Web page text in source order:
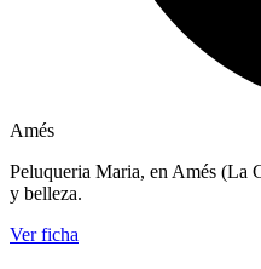
Amés
Peluqueria Maria, en Amés (La
y belleza.
Ver ficha